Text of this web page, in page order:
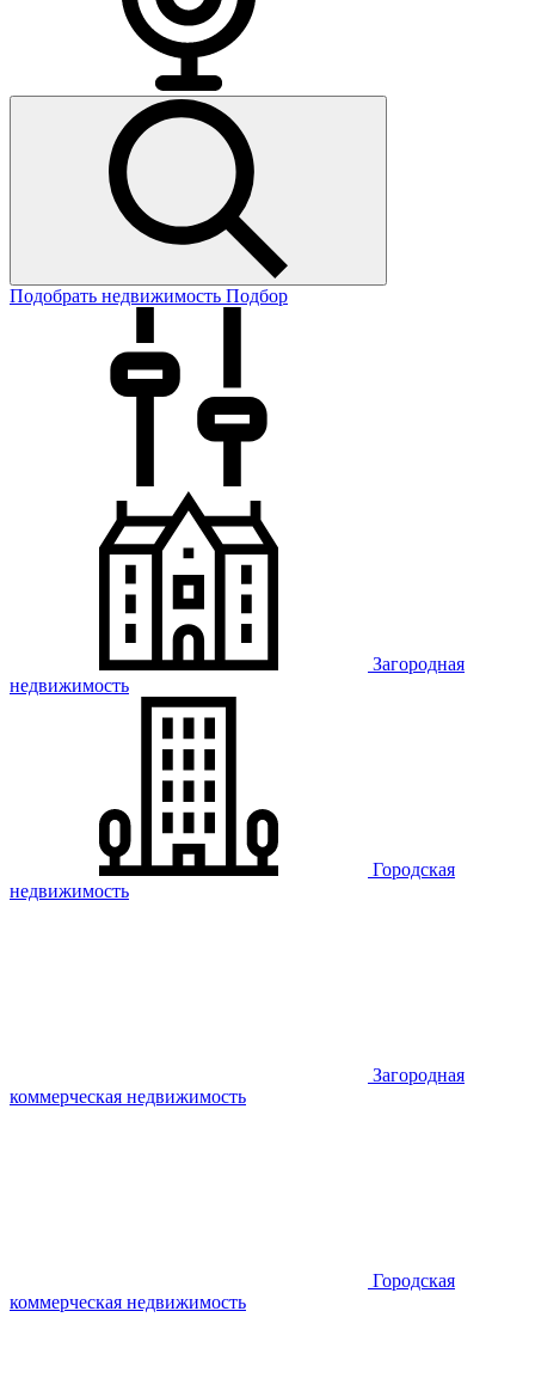
Подобрать недвижимость Подбор
Загородная
недвижимость
Городская
недвижимость
Загородная
коммерческая недвижимость
Городская
коммерческая недвижимость